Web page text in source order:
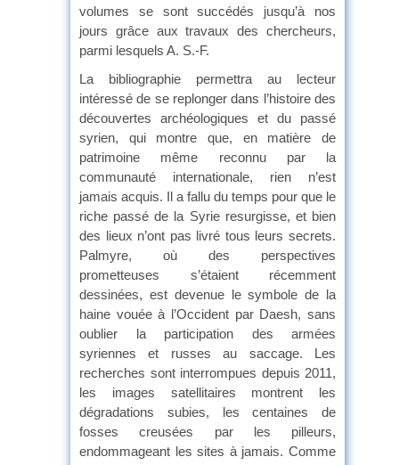
volumes se sont succédés jusqu’à nos
jours grâce aux travaux des chercheurs,
parmi lesquels A. S.-F.
La bibliographie permettra au lecteur
intéressé de se replonger dans l’histoire des
découvertes archéologiques et du passé
syrien, qui montre que, en matière de
patrimoine même reconnu par la
communauté internationale, rien n’est
jamais acquis. Il a fallu du temps pour que le
riche passé de la Syrie resurgisse, et bien
des lieux n’ont pas livré tous leurs secrets.
Palmyre, où des perspectives
prometteuses s’étaient récemment
dessinées, est devenue le symbole de la
haine vouée à l’Occident par Daesh, sans
oublier la participation des armées
syriennes et russes au saccage. Les
recherches sont interrompues depuis 2011,
les images satellitaires montrent les
dégradations subies, les centaines de
fosses creusées par les pilleurs,
endommageant les sites à jamais. Comme